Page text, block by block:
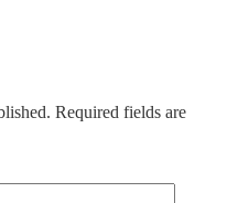
Required fields are